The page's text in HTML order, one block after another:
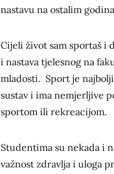
nastavu na ostalim
Cijeli život sam sportaš i
i nastava tjelesnog na
mladosti. Sport je
sustav i ima nemjerljive
sportom ili rekreacijom.
Studentima su nekada i
važnost zdravlja i uloga